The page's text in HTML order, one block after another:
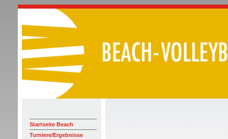
Startseite Beach
Turniere/Ergebnisse